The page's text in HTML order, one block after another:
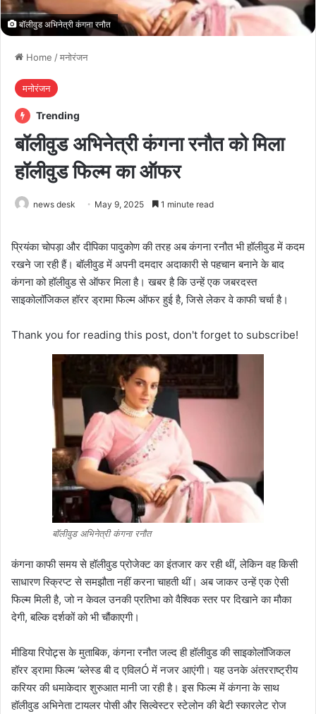
बॉलीवुड अभिनेत्री कंगना रनौत
Home /मनोरंजन
मनोरंजन
Trending
बॉलीवुड अभिनेत्री कंगना रनौत को मिला
हॉलीवुड फिल्म का ऑफर
news desk May 9, 2025 1 minute read
प्रियंका चोपड़ा और दीपिका पादुकोण की तरह अब कंगना रनौत भी हॉलीवुड में कदम
रखने जा रही हैं। बॉलीवुड में अपनी दमदार अदाकारी से पहचान बनाने के बाद
कंगना को हॉलीवुड से ऑफर मिला है। खबर है कि उन्हें एक जबरदस्त
साइकोलॉजिकल हॉरर ड्रामा फिल्म ऑफर हुई है, जिसे लेकर वे काफी चर्चा है।
Thank you for reading this post, don't forget to subscribe!
बॉलीवुड अभिनेत्री कंगना रनौत
कंगना काफी समय से हॉलीवुड प्रोजेक्ट का इंतजार कर रही थीं, लेकिन वह किसी
साधारण स्क्रिप्ट से समझौता नहीं करना चाहती थीं। अब जाकर उन्हें एक ऐसी
फिल्म मिली है, जो न केवल उनकी प्रतिभा को वैश्विक स्तर पर दिखाने का मौका
देगी, बल्कि दर्शकों को भी चौंकाएगी।
मीडिया रिपोट्र्स के मुताबिक, कंगना रनौत जल्द ही हॉलीवुड की साइकोलॉजिकल
हॉरर ड्रामा फिल्म ‘ब्लेस्ड बी द एविलÓ में नजर आएंगी। यह उनके अंतरराष्ट्रीय
करियर की धमाकेदार शुरुआत मानी जा रही है। इस फिल्म में कंगना के साथ
हॉलीवुड अभिनेता टायलर पोसी और सिल्वेस्टर स्टेलोन की बेटी स्कारलेट रोज